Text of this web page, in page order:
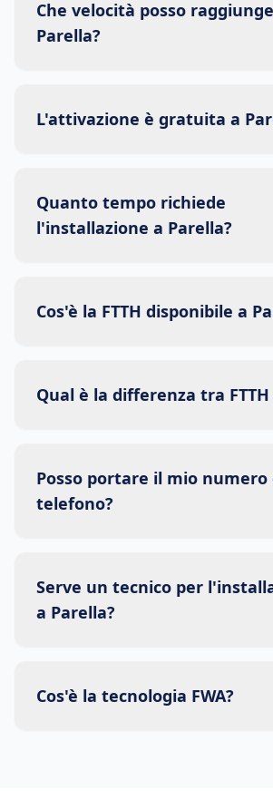
Che velocità posso
Parella?
L'attivazione è gratuita a
Quanto tempo richiede
l'installazione a Parella?
Cos'è la FTTH disponibile a
Qual è la differenza tra FTTH
Posso portare il mio numero
telefono?
Serve un tecnico per
a Parella?
Cos'è la tecnologia FWA?